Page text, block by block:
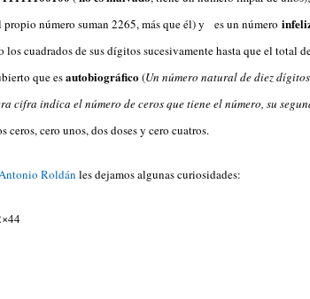
número suman 2265, más que él) y es un número
los cuadrados de sus dígitos sucesivamente hasta que el total
que esautobiográfico(Un número natural de diez
cifra indica el número de ceros que tiene el número, su
cero unos, dos doses y cero cuatros.
Antonio Roldán les dejamos algunas curiosidades: